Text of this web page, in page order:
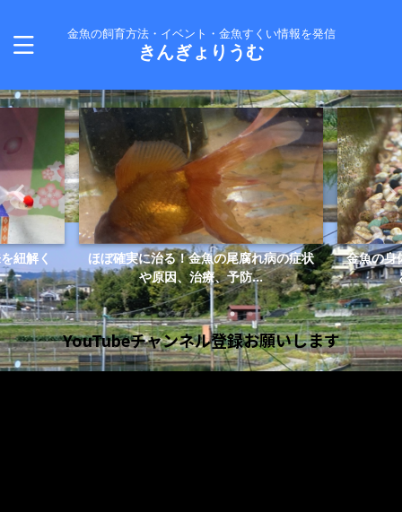
金魚の飼育方法・イベント・金魚すくい情報を発信
きんぎょりうむ
紐解く
ほぼ確実に治る！金魚の尾腐れ病の症状
や原因、治療、予防...
金魚の身
YouTubeチャンネル登録お願いします